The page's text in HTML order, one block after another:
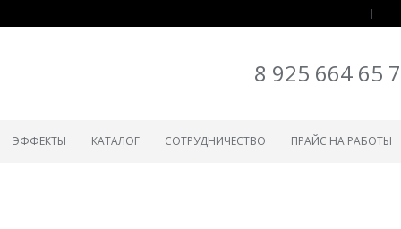
8 925 664 65
ЭФФЕКТЫ КАТАЛОГ СОТРУДНИЧЕСТВО ПРАЙС НА РАБОТЫ